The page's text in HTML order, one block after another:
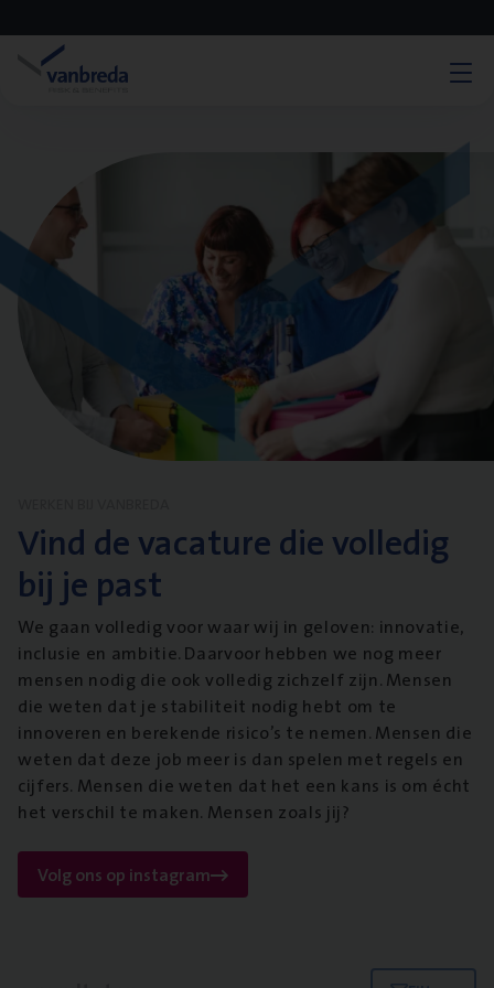
Vind de vacature die volledig
bij je past
We gaan volledig voor waar wij in geloven: innovatie,
inclusie en ambitie. Daarvoor hebben we nog meer
mensen nodig die ook volledig zichzelf zijn. Mensen
die weten dat je stabiliteit nodig hebt om te
innoveren en berekende risico’s te nemen. Mensen die
weten dat deze job meer is dan spelen met regels en
cijfers. Mensen die weten dat het een kans is om écht
het verschil te maken. Mensen zoals jij?
Volg ons op instagram